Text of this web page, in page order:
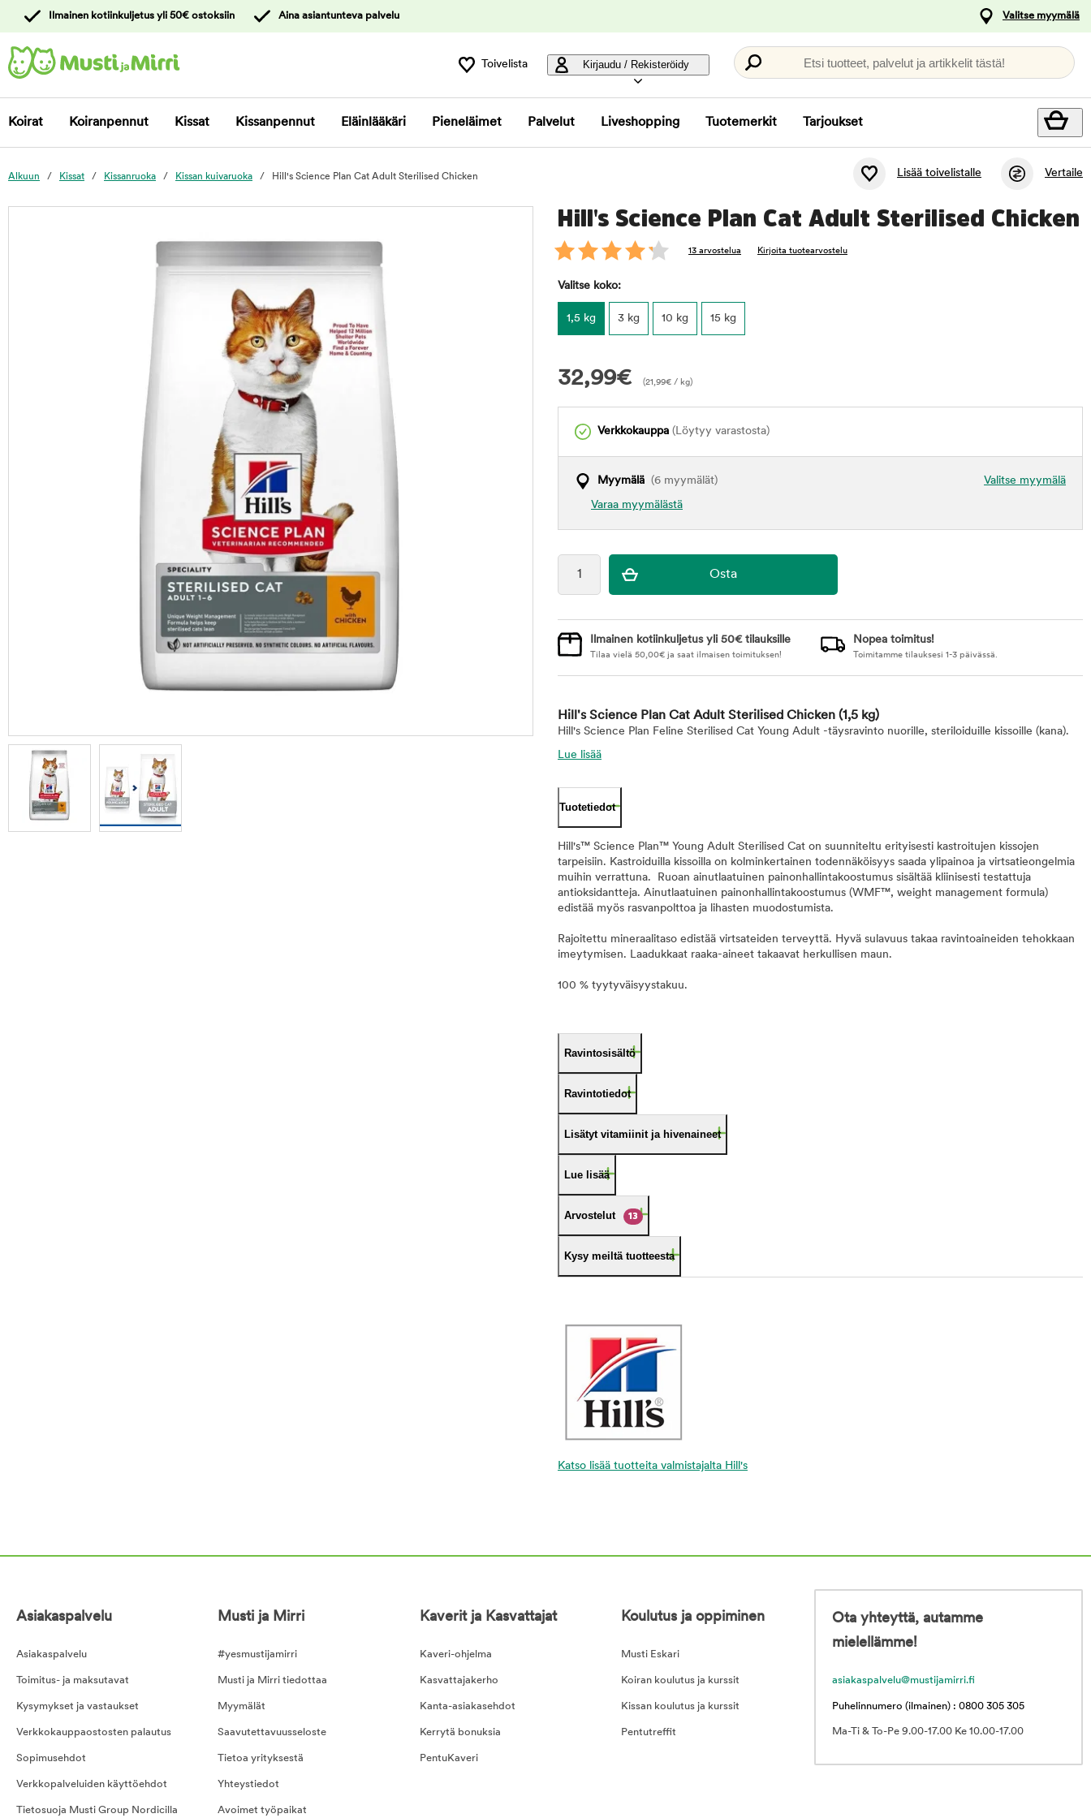
asiakaspalveluun
Ilmainen kotiinkuljetus yli 50€ ostoksiin Aina asiantunteva palvelu Valitse myymälä
Toivelista Kirjaudu / Rekisteröidy Etsi tuotteet, palvelut ja artikkelit tästä!
Koirat Koiranpennut Kissat Kissanpennut Eläinlääkäri Pieneläimet Palvelut Liveshopping Tuotemerkit Tarjoukset
Alkuun Kissat Kissanruoka Kissan kuivaruoka Hill's Science Plan Cat Adult Sterilised Chicken Lisää toivelistalle Vertaile
Hill's Science Plan Cat Adult Sterilised Chicken
13 arvostelua Kirjoita tuotearvostelu
Valitse koko:
1,5 kg 3 kg 10 kg 15 kg
32,99€ (21,99€ / kg)
Verkkokauppa (Löytyy varastosta)
Valitse myymälä
Myymälä (6 myymälät)
Varaa myymälästä
Ilmainen kotiinkuljetus yli 50€ tilauksille
Tilaa vielä 50,00€ ja saat ilmaisen toimituksen!
Nopea toimitus!
Toimitamme tilauksesi 1-3 päivässä.
Hill's Science Plan Cat Adult Sterilised Chicken (1,5 kg)
Hill's Science Plan Feline Sterilised Cat Young Adult -täysravinto nuorille, steriloiduille kissoille (kana).
Lue lisää
Tuotetiedot
Hill's™ Science Plan™ Young Adult Sterilised Cat on suunniteltu erityisesti kastroitujen kissojen
tarpeisiin. Kastroiduilla kissoilla on kolminkertainen todennäköisyys saada ylipainoa ja virtsatieongelmia
muihin verrattuna. Ruoan ainutlaatuinen painonhallintakoostumus sisältää kliinisesti testattuja
antioksidantteja. Ainutlaatuinen painonhallintakoostumus (WMF™, weight management formula)
edistää myös rasvanpolttoa ja lihasten muodostumista.
Rajoitettu mineraalitaso edistää virtsateiden terveyttä. Hyvä sulavuus takaa ravintoaineiden tehokkaan
imeytymisen. Laadukkaat raaka-aineet takaavat herkullisen maun.
100 % tyytyväisyystakuu.
Ravintosisältö
Ravintotiedot
Lisätyt vitamiinit ja hivenaineet
Lue lisää
Arvostelut 13
Kysy meiltä tuotteesta
Katso lisää tuotteita valmistajalta Hill's
Asiakaspalvelu
Asiakaspalvelu
Toimitus- ja maksutavat
Kysymykset ja vastaukset
Verkkokauppaostosten palautus
Sopimusehdot
Verkkopalveluiden käyttöehdot
Tietosuoja Musti Group Nordicilla
Musti ja Mirri
#yesmustijamirri
Musti ja Mirri tiedottaa
Myymälät
Saavutettavuusseloste
Tietoa yrityksestä
Yhteystiedot
Avoimet työpaikat
Kaverit ja Kasvattajat
Kaveri-ohjelma
Kasvattajakerho
Kanta-asiakasehdot
Kerrytä bonuksia
PentuKaveri
Koulutus ja oppiminen
Musti Eskari
Koiran koulutus ja kurssit
Kissan koulutus ja kurssit
Pentutreffit
Ota yhteyttä, autamme
mielellämme!
asiakaspalvelu@mustijamirri.fi
Puhelinnumero (ilmainen) : 0800 305 305
Ma-Ti & To-Pe 9.00-17.00 Ke 10.00-17.00